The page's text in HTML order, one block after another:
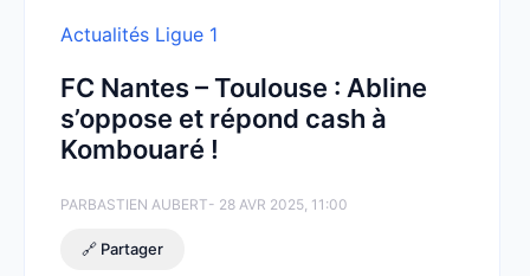
Actualités Ligue 1
FC Nantes – Toulouse : Abline
s’oppose et répond cash à
Kombouaré !
PARBASTIEN AUBERT- 28 AVR 2025, 11:00
🔗 Partager